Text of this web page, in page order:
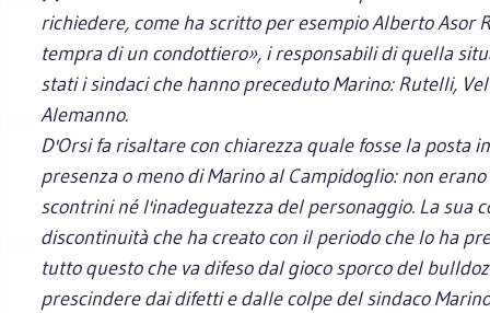
richiedere, come ha scritto per esempio Alberto Asor
tempra di un condottiero», i responsabili di quella
stati i sindaci che hanno preceduto Marino: Rutelli,
Alemanno.
D'Orsi fa risaltare con chiarezza quale fosse la posta
presenza o meno di Marino al Campidoglio: non
scontrini né l'inadeguatezza del personaggio. La sua
discontinuità che ha creato con il periodo che lo ha
tutto questo che va difesodal gioco sporco del
prescindere dai difetti e dalle colpe del sindaco